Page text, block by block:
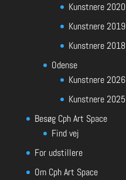
Kunstnere 2020
Kunstnere 2019
Kunstnere 2018
Odense
Kunstnere 2026
Kunstnere 2025
Besøg Cph Art Space
Find vej
For udstillere
Om Cph Art Space